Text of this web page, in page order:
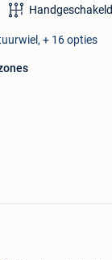
Handgeschakeld
+ 16 opties